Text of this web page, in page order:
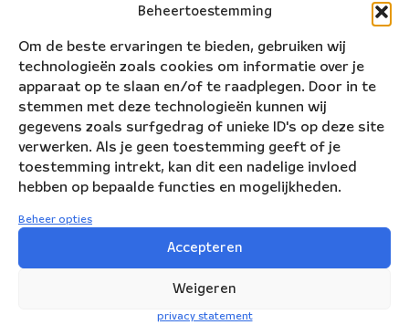
Beheertoestemming
Om de beste ervaringen te bieden, gebruiken wij
technologieën zoals cookies om informatie over je
apparaat op te slaan en/of te raadplegen. Door in te
stemmen met deze technologieën kunnen wij
gegevens zoals surfgedrag of unieke ID's op deze site
verwerken. Als je geen toestemming geeft of je
toestemming intrekt, kan dit een nadelige invloed
hebben op bepaalde functies en mogelijkheden.
Beheer opties
Accepteren
Weigeren
privacy statement
Tino van der Sman.
Bekijk hieronder het
programmaboekje.
liedteksten